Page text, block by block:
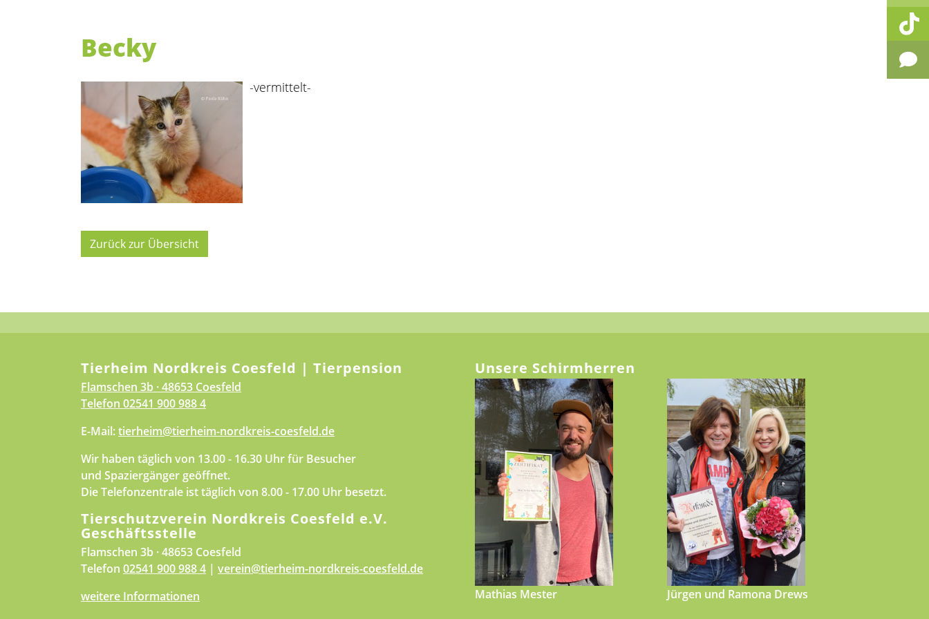
Becky
-vermittelt-
Zurück zur Übersicht
Tierheim Nordkreis Coesfeld | Tierpension
Flamschen 3b · 48653 Coesfeld
Telefon 02541 900 988 4
E-Mail:tierheim@tierheim-nordkreis-coesfeld.de
Wir haben täglich von 13.00 - 16.30 Uhr für Besucher
und Spaziergänger geöffnet.
Die Telefonzentrale ist täglich von 8.00 - 17.00 Uhr besetzt.
Tierschutzverein Nordkreis Coesfeld e.V.
Geschäftsstelle
Flamschen 3b · 48653 Coesfeld
Telefon 02541 900 988 4 | verein@tierheim-nordkreis-coesfeld.de
weitere Informationen
Unsere Schirmherren
Mathias Mester Jürgen und Ramona Drews